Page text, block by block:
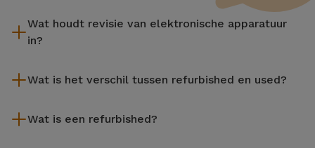
Wat houdt revisie van elektronische apparatuur
in?
reiniging, en niet te vergeten het repareren van elk defect
apparatuur die door Services wordt gereviseerd,
Wat is het verschil tussen refurbished en used?
getest en voorbereid door gespecialiseerde technici om hun
Wat is een refurbished?